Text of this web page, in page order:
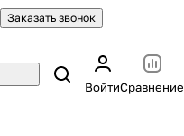
Заказать звонок
ВойтиСравнение